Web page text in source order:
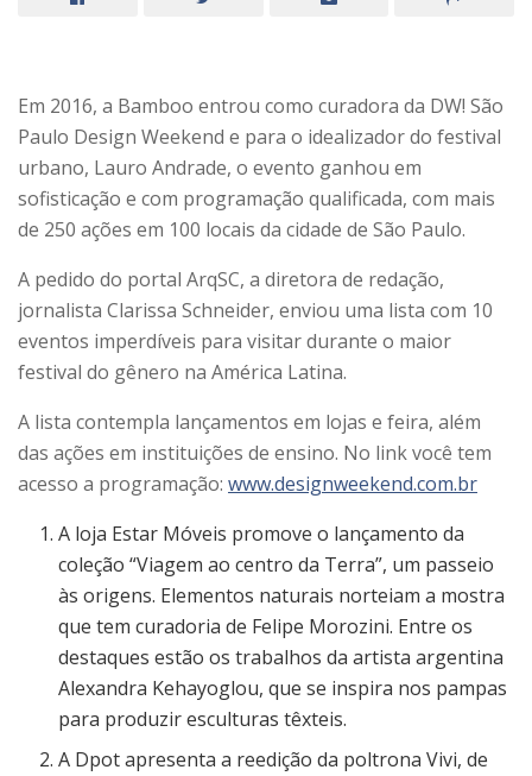
Em 2016, a Bamboo entrou como curadora da DW! São
Paulo Design Weekend e para o idealizador do festival
urbano, Lauro Andrade, o evento ganhou em
sofisticação e com programação qualificada, com mais
de 250 ações em 100 locais da cidade de São Paulo.
A pedido do portal ArqSC, a diretora de redação,
jornalista Clarissa Schneider, enviou uma lista com 10
eventos imperdíveis para visitar durante o maior
festival do gênero na América Latina.
A lista contempla lançamentos em lojas e feira, além
das ações em instituições de ensino. No link você tem
acesso a programação: www.designweekend.com.br
A loja Estar Móveis promove o lançamento da
coleção “Viagem ao centro da Terra”, um passeio
às origens. Elementos naturais norteiam a mostra
que tem curadoria de Felipe Morozini. Entre os
destaques estão os trabalhos da artista argentina
Alexandra Kehayoglou, que se inspira nos pampas
para produzir esculturas têxteis.
A Dpot apresenta a reedição da poltrona Vivi, de